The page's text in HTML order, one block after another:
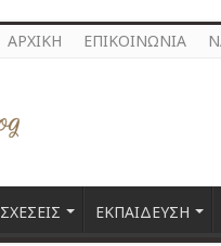
ΑΡΧΙΚΗ ΕΠΙΚΟΙΝΩΝΙΑ
ΣΧΕΣΕΙΣ ΕΚΠΑΙΔΕΥΣΗ